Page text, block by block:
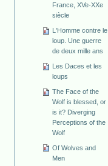
France, XVe-XXe
siècle
L'Homme contre le
loup. Une guerre
de deux mille ans
Les Daces et les
loups
The Face of the
Wolf is blessed, or
is it? Diverging
Perceptions of the
Wolf
Of Wolves and
Men